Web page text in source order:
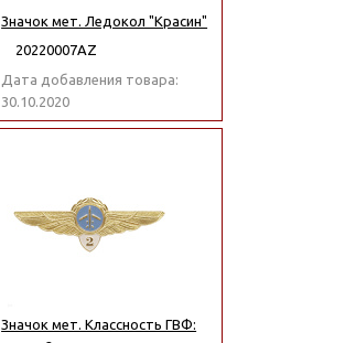
Значок мет. Ледокол "Красин"
20220007АZ
Дата добавления товара:
30.10.2020
Значок мет. Классность ГВФ: